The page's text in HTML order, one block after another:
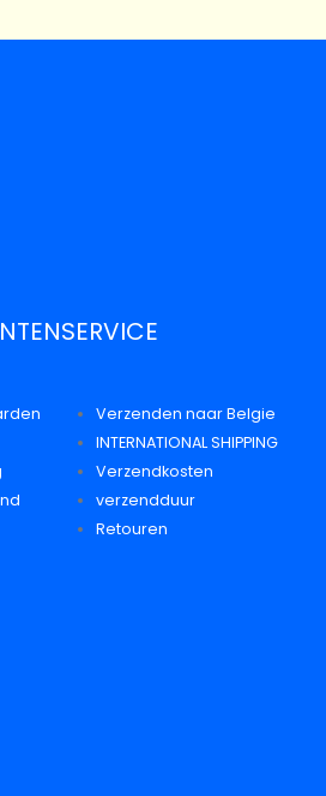
Verzenden naar Belgie
INTERNATIONAL SHIPPING
Verzendkosten
verzendduur
Retouren